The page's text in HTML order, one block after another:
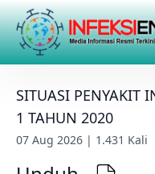
SITUASI PENYAKIT
1 TAHUN 2020
07 Aug 2026 | 1.431 Kali